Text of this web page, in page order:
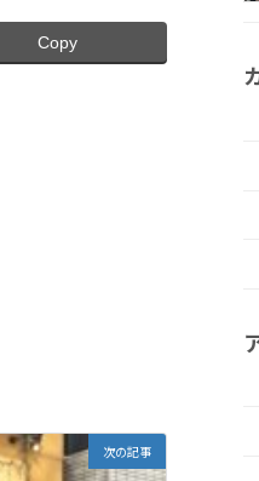
Copy
次の記事